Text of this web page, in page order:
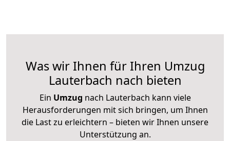
Was wir Ihnen für Ihren Umzug
Lauterbach nach bieten
Ein Umzug nach Lauterbach kann viele
Herausforderungen mit sich bringen, um Ihnen
die Last zu erleichtern – bieten wir Ihnen unsere
Unterstützung an.